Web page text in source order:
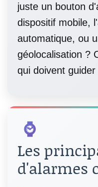
juste un bouton
dispositif mobile,
automatique, ou
géolocalisation ?
qui doivent guider
⌚
Les
d'alarmes